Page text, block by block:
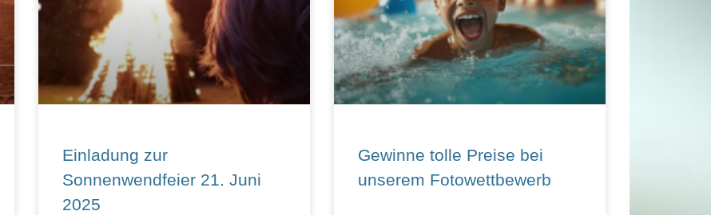
Einladung zur
Sonnenwendfeier 21. Juni
2025
Gewinne tolle Preise bei
unserem Fotowettbewerb